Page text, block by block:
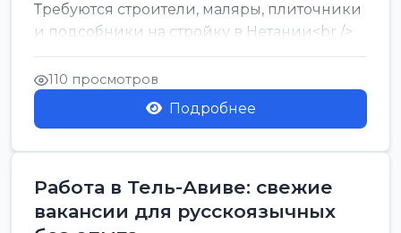
Требуются строители, маляры, плиточники
и подсобники на стройку в Нетании<br />
Срочно требуются горничные, уборщи...
110 просмотров
Подробнее
Работа в Тель-Авиве: свежие
вакансии для русскоязычных